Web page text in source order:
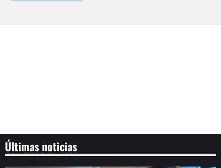
Últimas noticias